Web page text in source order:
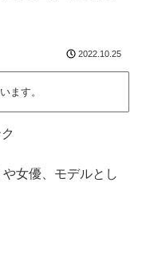
2022.10.25
ます。
女優、モデルとし